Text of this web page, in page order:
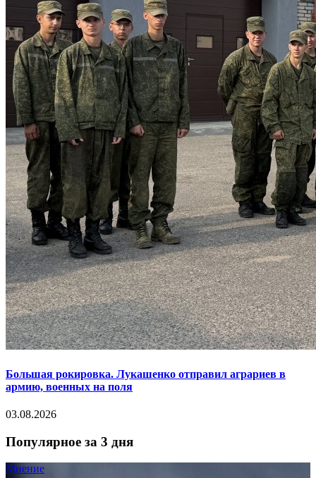
Большая рокировка. Лукашенко отправил аграриев в
армию, военных на поля
03.08.2026
Популярное за 3 дня
Мнение